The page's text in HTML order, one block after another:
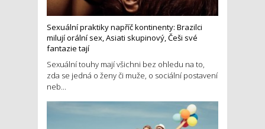
Sexuální praktiky napříč kontinenty: Brazilci
milují orální sex, Asiati skupinový, Češi své
fantazie tají
Sexuální touhy mají všichni bez ohledu na to,
zda se jedná o ženy či muže, o sociální postavení
neb...